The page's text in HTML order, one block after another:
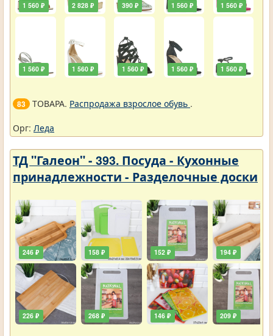
1 560 ₽
1 560 ₽
2 828 ₽
1 560 ₽
390 ₽
1 560 ₽
1 560 ₽
1 560 ₽
1 560 ₽
1 560 ₽
83 ТОВАРА. Распродажа взрослое обувь .
Орг: Леда
ТД "Галеон" - 393. Посуда - Кухонные
принадлежности - Разделочные доски
246 ₽
226 ₽
158 ₽
268 ₽
152 ₽
146 ₽
194 ₽
209 ₽